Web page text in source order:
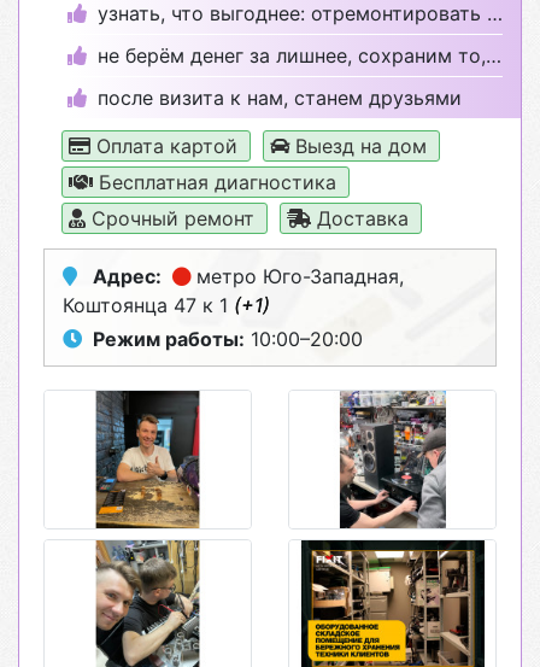
узнать, что выгоднее: отремонтировать или купить?
не берём денег за лишнее, сохраним то, что целое
после визита к нам, станем друзьями
Оплата картой
Выезд на дом
Бесплатная диагностика
Срочный ремонт
Доставка
Адрес: метро Юго-Западная,
Коштоянца 47 к 1 (+1)
Режим работы: 10:00–20:00